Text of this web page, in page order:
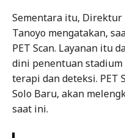
Sementara itu, Direktur
Tanoyo mengatakan,
PET Scan. Layanan itu
dini penentuan
terapi dan deteksi. PET
Solo Baru, akan
saat ini.